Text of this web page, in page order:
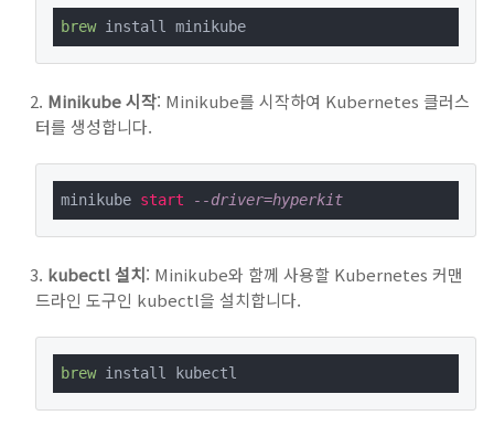
brew install minikube
Minikube 시작: Minikube를 시작하여 Kubernetes 클러스
터를 생성합니다.
minikube start --driver=hyperkit
kubectl 설치: Minikube와 함께 사용할 Kubernetes 커맨
드라인 도구인 kubectl을 설치합니다.
brew install kubectl